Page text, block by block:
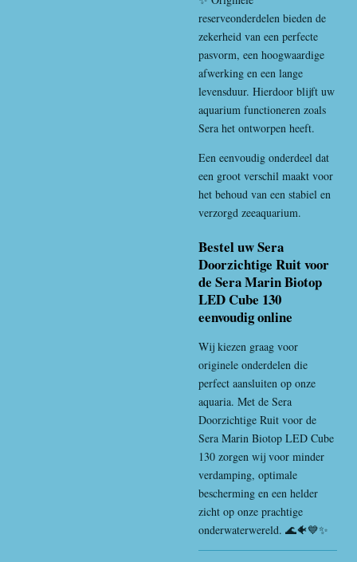
reserveonderdelen bieden de
zekerheid van een perfecte
pasvorm, een hoogwaardige
afwerking en een lange
levensduur. Hierdoor blijft uw
aquarium functioneren zoals
Sera het ontworpen heeft.
Een eenvoudig onderdeel dat
een groot verschil maakt voor
het behoud van een stabiel en
verzorgd zeeaquarium.
Bestel uw Sera
Doorzichtige Ruit voor
de Sera Marin Biotop
LED Cube 130
eenvoudig online
Wij kiezen graag voor
originele onderdelen die
perfect aansluiten op onze
aquaria. Met de Sera
Doorzichtige Ruit voor de
Sera Marin Biotop LED Cube
130 zorgen wij voor minder
verdamping, optimale
bescherming en een helder
zicht op onze prachtige
onderwaterwereld. 🌊🐠💙✨